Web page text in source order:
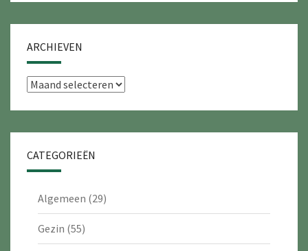
ARCHIEVEN
Archieven
CATEGORIEËN
Algemeen (29)
Gezin (55)